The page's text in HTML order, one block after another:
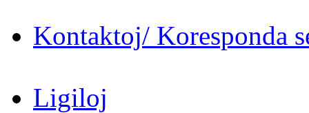
Kontaktoj/ Koresponda
Ligiloj